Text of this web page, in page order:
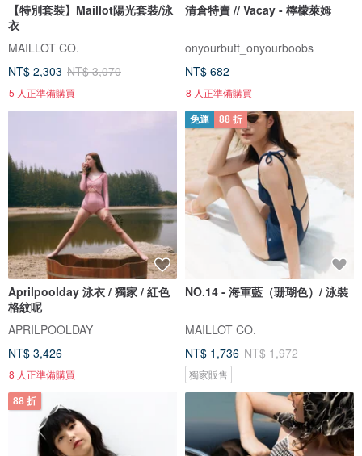
【特別套裝】Maillot陽光套裝/泳
衣
MAILLOT CO.
NT$ 2,303 NT$ 3,070
5 人正準備購買
清倉特賣 // Vacay - 檸檬萊姆
onyourbutt_onyourboobs
NT$ 682
8 人正準備購買
Aprilpoolday 泳衣 / 獨家 / 紅色
格紋呢
APRILPOOLDAY
NT$ 3,426
8 人正準備購買
免運 88 折
NO.14 - 海軍藍（珊瑚色）/ 泳裝
MAILLOT CO.
NT$ 1,736 NT$ 1,972
獨家販售
88 折